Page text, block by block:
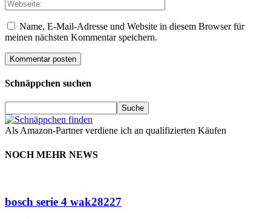
Name, E-Mail-Adresse und Website in diesem Browser für
meinen nächsten Kommentar speichern.
Schnäppchen suchen
Als Amazon-Partner verdiene ich an qualifizierten Käufen
NOCH MEHR NEWS
bosch serie 4 wak28227